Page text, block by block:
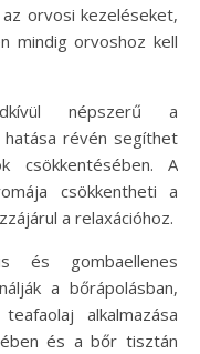
orvosi kezeléseket,
mindig orvoshoz kell
népszerű a
révén segíthet
csökkentésében. A
csökkentheti a
a relaxációhoz.
és gombaellenes
a bőrápolásban,
alkalmazása
és a bőr tisztán